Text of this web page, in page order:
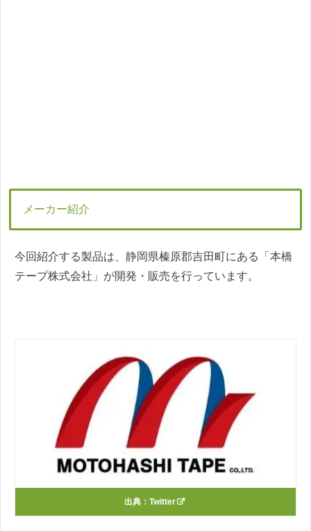
メーカー紹介
今回紹介する製品は、静岡県榛原郡吉田町にある「本橋
テープ株式会社」が開発・販売を行っています。
出典： Twitter